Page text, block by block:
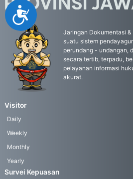
Accessibility
Jaringan Dokumentasi
suatu sistem
perundang - undangan,
secara tertib, terpadu,
pelayanan informasi
akurat.
Visitor
Daily
Weekly
Monthly
Yearly
Survei Kepuasan